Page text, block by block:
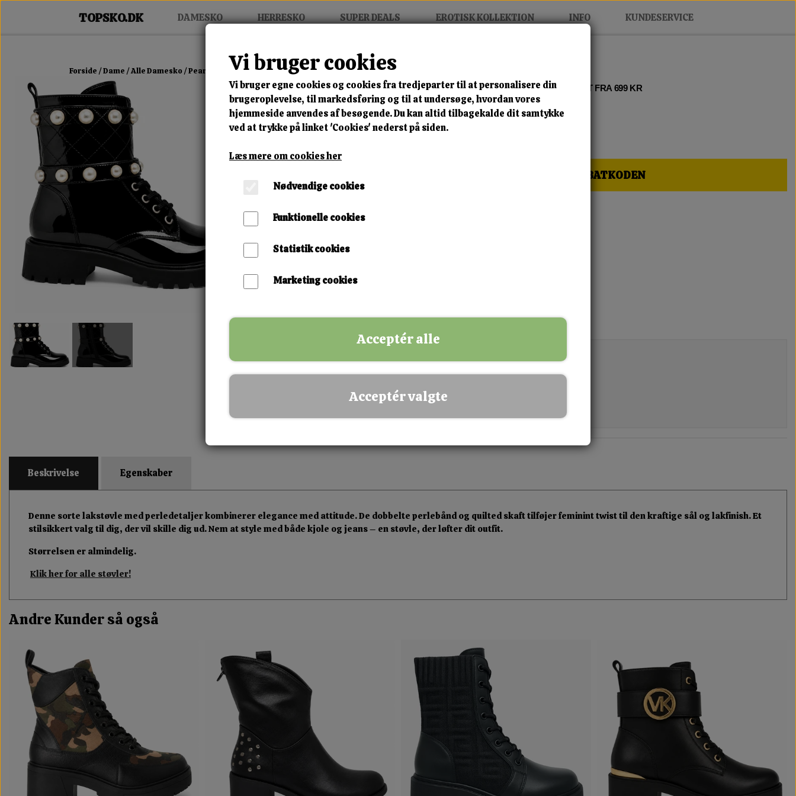
DAMESKO HERRESKO SUPER DEALS EROTISK KOLLEKTION INFO KUNDESERVICE
Forside Dame Alle Damesko Pearla Gloss Boot
MIX FRIT • KØB 3 BETAL FOR 2 • FRI FRAGT FRA 699 KR
Pearla Gloss Boot
🎁 SPAR 10 % – KLIK HER OG FÅ RABATKODEN
149,00 kr.
Størrelse
✅ Dansk webshop
✅ Fysisk butik i Esbjerg
Beskrivelse Egenskaber
Denne sorte lakstøvle med perledetaljer kombinerer elegance med attitude. De dobbelte perlebånd og quilted skaft tilføjer feminint twist til den kraftige sål og lakfinish. Et
stilsikkert valg til dig, der vil skille dig ud. Nem at style med både kjole og jeans – en støvle, der løfter dit outfit.
Størrelsen er almindelig.
Klik her for alle støvler!
Andre Kunder så også
Vi bruger cookies
Vi bruger egne cookies og cookies fra tredjeparter til at personalisere din
brugeroplevelse, til markedsføring og til at undersøge, hvordan vores
hjemmeside anvendes af besøgende. Du kan altid tilbagekalde dit samtykke
ved at trykke på linket 'Cookies' nederst på siden.
Læs mere om cookies her
Nødvendige cookies
Funktionelle cookies
Statistik cookies
Marketing cookies
Acceptér alle
Acceptér valgte